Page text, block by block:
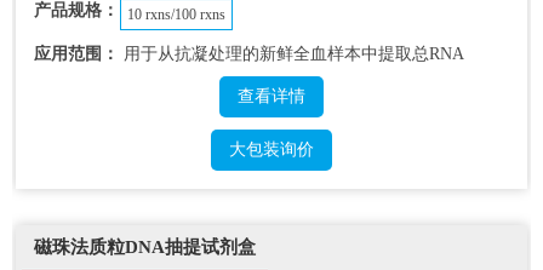
产品规格：
10 rxns/100 rxns
应用范围： 用于从抗凝处理的新鲜全血样本中提取总RNA
查看详情
大包装询价
磁珠法质粒DNA抽提试剂盒